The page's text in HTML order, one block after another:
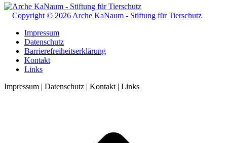
Copyright © 2026 Arche KaNaum - Stiftung für Tierschutz
Impressum
Datenschutz
Barrierefreiheitserklärung
Kontakt
Links
Impressum | Datenschutz | Kontakt | Links